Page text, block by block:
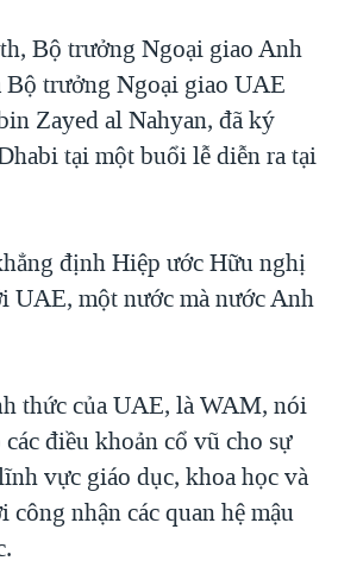
TIẾNG VỌNG TỪ NÔNG THÔN MỸ
Bộ trưởng Ngoại giao Anh
trưởng Ngoại giao UAE
Zayed al Nahyan, đã ký
tại một buổi lễ diễn ra tại
định Hiệp ước Hữu nghị
UAE, một nước mà nước Anh
thức của UAE, là WAM, nói
điều khoản cổ vũ cho sự
vực giáo dục, khoa học và
công nhận các quan hệ mậu